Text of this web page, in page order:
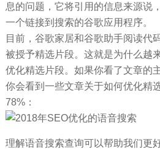
息的问题，它将引用的信息来源说
一个链接到搜索的谷歌应用程序。
目前，谷歌家居和谷歌助手阅读代
被授予精选片段。这就是为什么越
优化精选片段。如果你看了文章的
你会看到一些文章关于如何优化精
78%：
理解语音搜索查询可以帮助我们更